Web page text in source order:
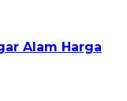
Alam Harga